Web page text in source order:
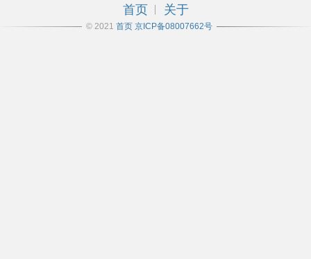
首页 关于
© 2021 首页 京ICP备08007662号